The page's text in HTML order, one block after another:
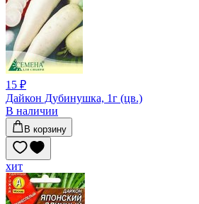
15 ₽
Дайкон Дубинушка, 1г (цв.)
В наличии
В корзину
хит